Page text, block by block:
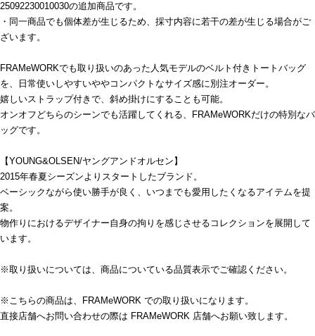
25092230010030の追加商品です。
・同一商品でも個体差が生じるため、採寸内容に若干の差が生じる場合がご
ざいます。
FRAMeWORKでも取り扱いのあった人気モデルのベルト付きトートバッグ
を、日常使いしやすいややコンパクトなサイズ感に別注オーダー。
嬉しいストラップ付きで、斜め掛けにすることも可能。
オンオフどちらのシーンでも活躍してくれる、FRAMeWORKだけの特別なバ
ッグです。
【YOUNG&OLSEN/ヤングアンドオルセン】
2015年春夏シーズンよりスタートしたブランド。
ベーシックながら使い勝手が良く、いつまでも愛用したくなるアイテムを提
案。
物作りにおけるデザイナー自身の拘りを感じさせるコレクションを展開して
います。
※取り扱いについては、商品についている品質表示でご確認ください。
※こちらの商品は、FRAMeWORK での取り扱いになります。
直接店舗へお問い合わせの際は FRAMeWORK 店舗へお願い致します。